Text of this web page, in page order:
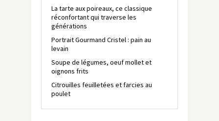
La tarte aux poireaux, ce classique
réconfortant qui traverse les
générations
Portrait Gourmand Cristel : pain au
levain
Soupe de légumes, oeuf mollet et
oignons frits
Citrouilles feuilletées et farcies au
poulet